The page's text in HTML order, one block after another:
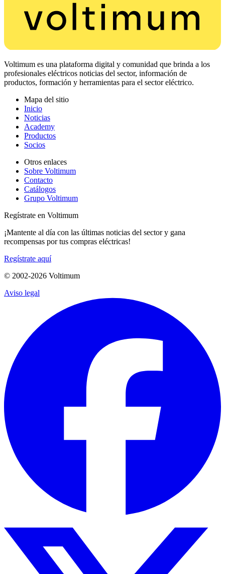
Voltimum es una plataforma digital y comunidad que brinda a los
profesionales eléctricos noticias del sector, información de
productos, formación y herramientas para el sector eléctrico.
Mapa del sitio
Inicio
Noticias
Academy
Productos
Socios
Otros enlaces
Sobre Voltimum
Contacto
Catálogos
Grupo Voltimum
Regístrate en Voltimum
¡Mantente al día con las últimas noticias del sector y gana
recompensas por tus compras eléctricas!
Regístrate aquí
© 2002-2026 Voltimum
Aviso legal